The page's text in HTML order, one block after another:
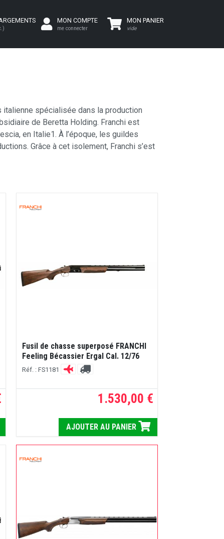
MON COMPTE
me connecter
MON PANIER
vide
italienne spécialisée dans la production
de Beretta Holding. Franchi est
en Italie1. À l’époque, les guildes
Grâce à cet isolement, Franchi s’est
Fusil de chasse superposé FRANCHI
Feeling Bécassier Ergal Cal. 12/76
Réf. : FS1181
1.530,00 €
AJOUTER AU PANIER